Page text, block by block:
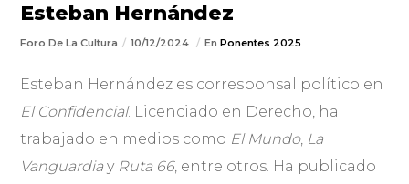
Esteban Hernández
Foro De La Cultura 10/12/2024 EnPonentes 2025
Esteban Hernández es corresponsal político en
El Confidencial. Licenciado en Derecho, ha
trabajado en medios como El Mundo, La
Vanguardiay Ruta 66, entre otros. Ha publicado